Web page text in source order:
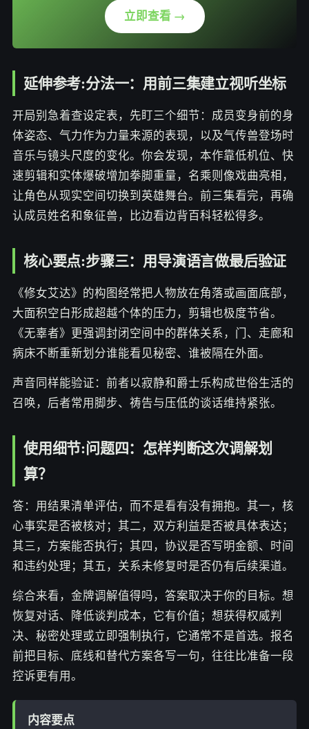
立即查看 →
延伸参考:分法一：用前三集建立视听坐标
开局别急着查设定表，先盯三个细节：成员变身前的身
体姿态、气力作为力量来源的表现，以及气传兽登场时
音乐与镜头尺度的变化。你会发现，本作靠低机位、快
速剪辑和实体爆破增加拳脚重量，名乘则像戏曲亮相，
让角色从现实空间切换到英雄舞台。前三集看完，再确
认成员姓名和象征兽，比边看边背百科轻松得多。
核心要点:步骤三：用导演语言做最后验证
《修女艾达》的构图经常把人物放在角落或画面底部，
大面积空白形成超越个体的压力，剪辑也极度节省。
《无辜者》更强调封闭空间中的群体关系，门、走廊和
病床不断重新划分谁能看见秘密、谁被隔在外面。
声音同样能验证：前者以寂静和爵士乐构成世俗生活的
召唤，后者常用脚步、祷告与压低的谈话维持紧张。
使用细节:问题四：怎样判断这次调解划
算？
答：用结果清单评估，而不是看有没有拥抱。其一，核
心事实是否被核对；其二，双方利益是否被具体表达；
其三，方案能否执行；其四，协议是否写明金额、时间
和违约处理；其五，关系未修复时是否仍有后续渠道。
综合来看，金牌调解值得吗，答案取决于你的目标。想
恢复对话、降低谈判成本，它有价值；想获得权威判
决、秘密处理或立即强制执行，它通常不是首选。报名
前把目标、底线和替代方案各写一句，往往比准备一段
控诉更有用。
内容要点